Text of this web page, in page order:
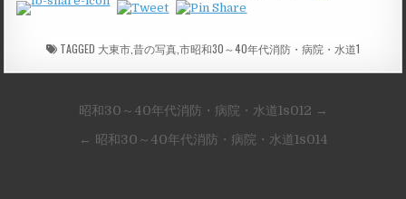
TAGGED 大東市,昔の写真,市昭和30～40年代消防・病院・水道1
昭和30～40年代消防・病院・水道1s012 →
← 昭和30～40年代消防・病院・水道1s014